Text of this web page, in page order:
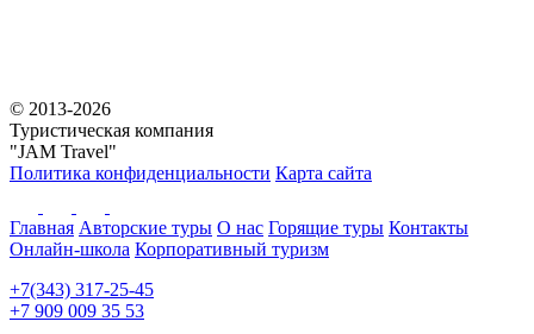
© 2013-2026
Туристическая компания
"JAM Travel"
Политика конфиденциальности Карта сайта
Главная Авторские туры О нас Горящие туры Контакты
Онлайн-школа Корпоративный туризм
+7(343) 317-25-45
+7 909 009 35 53